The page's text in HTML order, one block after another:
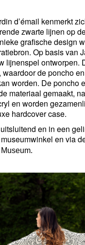
d’émail kenmerkt
zwarte lijnen op
grafische design
Op basis van
lijnenspel ontworpen.
waardoor de poncho
worden. De poncho
materiaal gemaakt,
en worden
hardcover case.
en in een
en via